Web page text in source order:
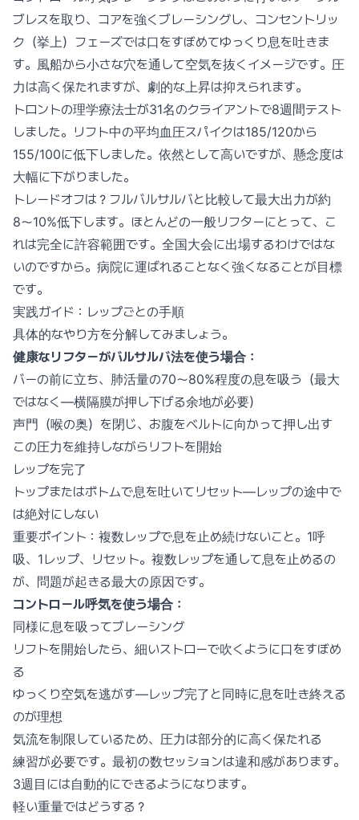
ブレスを取り、コアを強くブレーシングし、コンセントリッ
ク（挙上）フェーズでは口をすぼめてゆっくり息を吐きま
す。風船から小さな穴を通して空気を抜くイメージです。圧
力は高く保たれますが、劇的な上昇は抑えられます。
トロントの理学療法士が31名のクライアントで8週間テスト
しました。リフト中の平均血圧スパイクは185/120から
155/100に低下しました。依然として高いですが、懸念度は
大幅に下がりました。
トレードオフは？フルバルサルバと比較して最大出力が約
8〜10%低下します。ほとんどの一般リフターにとって、こ
れは完全に許容範囲です。全国大会に出場するわけではな
いのですから。病院に運ばれることなく強くなることが目標
です。
実践ガイド：レップごとの手順
具体的なやり方を分解してみましょう。
健康なリフターがバルサルバ法を使う場合：
バーの前に立ち、肺活量の70〜80%程度の息を吸う（最大
ではなく—横隔膜が押し下げる余地が必要）
声門（喉の奥）を閉じ、お腹をベルトに向かって押し出す
この圧力を維持しながらリフトを開始
レップを完了
トップまたはボトムで息を吐いてリセット—レップの途中で
は絶対にしない
重要ポイント：複数レップで息を止め続けないこと。1呼
吸、1レップ、リセット。複数レップを通して息を止めるの
が、問題が起きる最大の原因です。
コントロール呼気を使う場合：
同様に息を吸ってブレーシング
リフトを開始したら、細いストローで吹くように口をすぼめ
る
ゆっくり空気を逃がす—レップ完了と同時に息を吐き終える
のが理想
気流を制限しているため、圧力は部分的に高く保たれる
練習が必要です。最初の数セッションは違和感があります。
3週目には自動的にできるようになります。
軽い重量ではどうする？